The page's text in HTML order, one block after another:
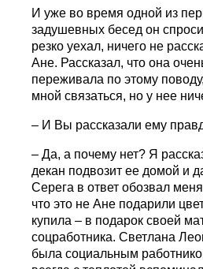
И уже во время одной из
задушевных бесед он
резко уехал, ничего не
Ане. Рассказал, что она
переживала по этому
мной связаться, но у нее
– И Вы рассказали ему
– Да, а почему нет? Я
декан подвозит ее домой и
Серега в ответ обозвал
что это не Ане подарили
купила – в подарок своей
соцработника. Светлана
была социальным